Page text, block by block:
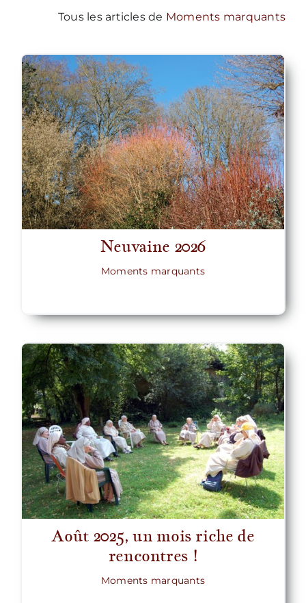
Tous les articles de Moments marquants
Neuvaine 2026
Moments marquants
Août 2025, un mois riche de
rencontres !
Moments marquants